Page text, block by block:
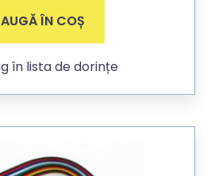
ÎN COȘ
în lista de dorințe